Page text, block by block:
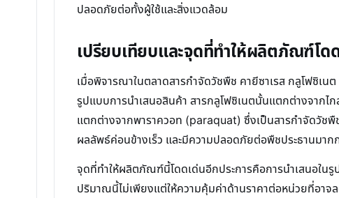
ปลอดภัยต่อทั้งผู้ใช้และสิ่งแวดล้อม
เปรียบเทียบและจุดที่ทำให้ผลิตภัณฑ์โด
เมื่อพิจารณาในตลาดสารกำจัดวัชพืช คายีซาเรส กลูโฟซิเ
รูปแบบการนำเสนอสินค้า สารกลูโฟซิเนตนั้นแตกต่างจาก
แตกต่างจากพาราควอท (paraquat) ซึ่งเป็นสารกำจัดวัช
ผลลัพธ์ค่อนข้างเร็ว และมีความปลอดภัยต่อพืชประธานมาก
จุดที่ทำให้ผลิตภัณฑ์นี้โดดเด่นอีกประการคือการนำเสนอใน
ปริมาณนี้ไม่เพียงแต่ให้ความคุ้มค่าด้านราคาต่อหน่วยที่อาจ